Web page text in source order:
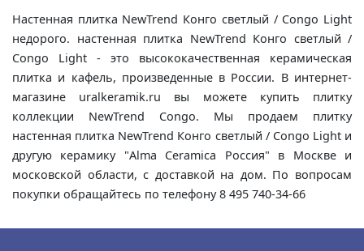
Настенная плитка NewTrend Конго светлый / Congo Light
недорого. настенная плитка NewTrend Конго светлый /
Congo Light - это высококачественная керамическая
плитка и кафель, произведенные в России. В интернет-
магазине uralkeramik.ru вы можете купить плитку
коллекции NewTrend Congo. Мы продаем плитку
настенная плитка NewTrend Конго светлый / Congo Light и
другую керамику "Alma Ceramica Россия" в Москве и
московской области, с доставкой на дом. По вопросам
покупки обращайтесь по телефону 8 495 740-34-66